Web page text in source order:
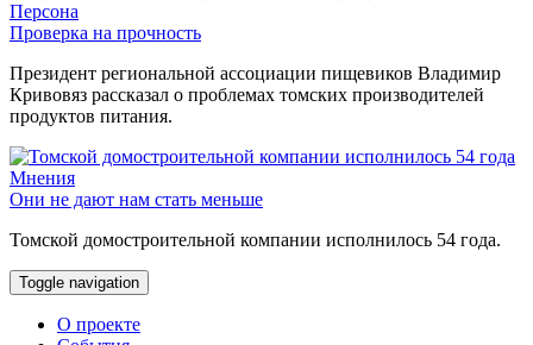
Персона
Проверка на прочность
Президент региональной ассоциации пищевиков Владимир
Кривовяз рассказал о проблемах томских производителей
продуктов питания.
Мнения
Они не дают нам стать меньше
Томской домостроительной компании исполнилось 54 года.
Toggle navigation
О проекте